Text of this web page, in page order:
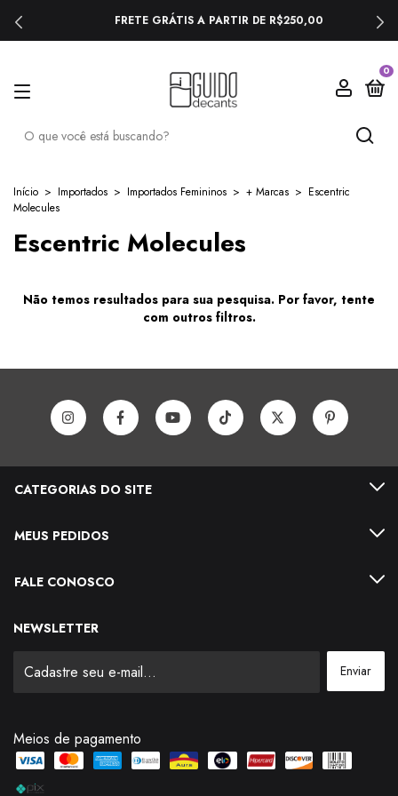
FRETE GRÁTIS A PARTIR DE R$250,00
0
Início > Importados > Importados Femininos > + Marcas > Escentric
Molecules
Escentric Molecules
Não temos resultados para sua pesquisa. Por favor, tente
com outros filtros.
CATEGORIAS DO SITE
MEUS PEDIDOS
FALE CONOSCO
NEWSLETTER
Meios de pagamento